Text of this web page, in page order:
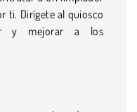
ti. Dirígete al quiosco
y mejorar a los